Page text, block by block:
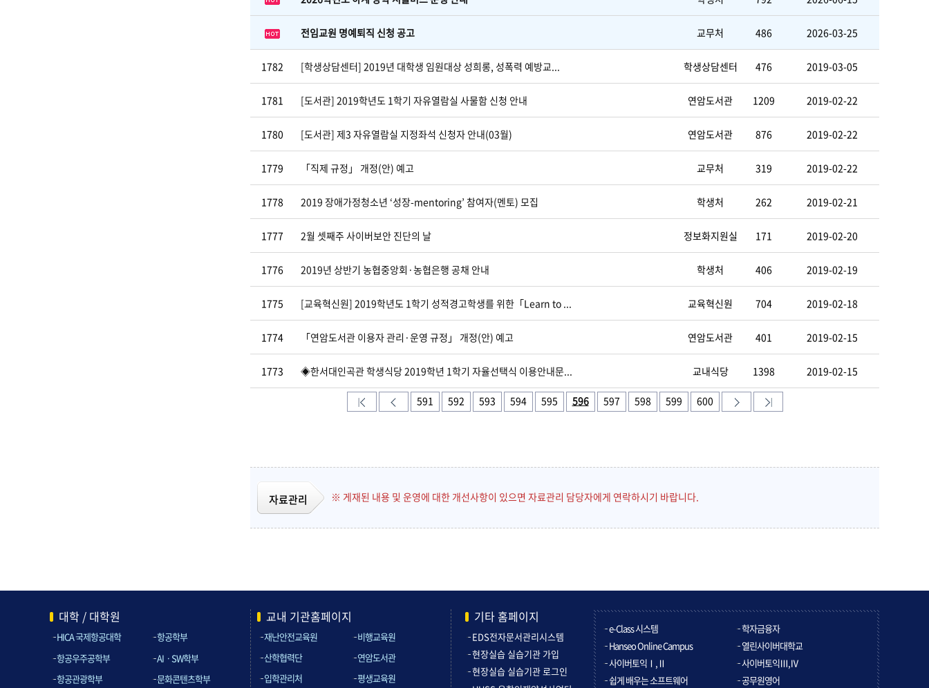
전임교원 명예퇴직 신청 공고 교무처 486 2026-03-25
1782 [학생상담센터] 2019년 대학생 임원대상 성희롱, 성폭력 예방교... 학생상담센터 476 2019-03-05
1781 [도서관] 2019학년도 1학기 자유열람실 사물함 신청 안내 연암도서관 1209 2019-02-22
1780 [도서관] 제3 자유열람실 지정좌석 신청자 안내(03월) 연암도서관 876 2019-02-22
1779 「직제 규정」 개정(안) 예고 교무처 319 2019-02-22
1778 2019 장애가정청소년 ‘성장-mentoring’ 참여자(멘토) 모집 학생처 262 2019-02-21
1777 2월 셋째주 사이버보안 진단의 날 정보화지원실 171 2019-02-20
1776 2019년 상반기 농협중앙회·농협은행 공채 안내 학생처 406 2019-02-19
1775 [교육혁신원] 2019학년도 1학기 성적경고학생를 위한「Learn to ... 교육혁신원 704 2019-02-18
1774 「연암도서관 이용자 관리·운영 규정」 개정(안) 예고 연암도서관 401 2019-02-15
1773 ◈한서대인곡관 학생식당 2019학년 1학기 자율선택식 이용안내문... 교내식당 1398 2019-02-15
591 592 593 594 595 596 597 598 599 600
자료관리 ※ 게재된 내용 및 운영에 대한 개선사항이 있으면 자료관리 담당자에게 연락하시기 바랍니다.
대학 / 대학원
HICA 국제항공대학
항공학부
항공우주공학부
AIㆍSW학부
항공관광학부
문화콘텐츠학부
교내 기관홈페이지
재난안전교육원
비행교육원
산학협력단
연암도서관
입학관리처
평생교육원
기타 홈페이지
EDS전자문서관리시스템
현장실습 실습기관 가입
현장실습 실습기관 로그인
e-Class 시스템
학자금융자
Hanseo Online Campus
열린사이버대학교
사이버토익Ⅰ,Ⅱ
사이버토익Ⅲ,Ⅳ
쉽게 배우는 소프트웨어
공무원영어